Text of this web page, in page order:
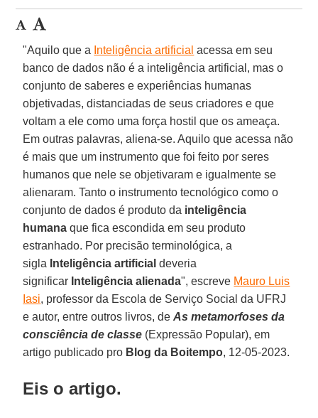
"Aquilo que a Inteligência artificial acessa em seu
banco de dados não é a inteligência artificial, mas o
conjunto de saberes e experiências humanas
objetivadas, distanciadas de seus criadores e que
voltam a ele como uma força hostil que os ameaça.
Em outras palavras, aliena-se. Aquilo que acessa não
é mais que um instrumento que foi feito por seres
humanos que nele se objetivaram e igualmente se
alienaram. Tanto o instrumento tecnológico como o
conjunto de dados é produto da inteligência
humana que fica escondida em seu produto
estranhado. Por precisão terminológica, a
sigla Inteligência artificial deveria
significar Inteligência alienada", escreve Mauro Luis
Iasi, professor da Escola de Serviço Social da UFRJ
e autor, entre outros livros, deAs metamorfoses da
consciência de classe (Expressão Popular), em
artigo publicado pro Blog da Boitempo, 12-05-2023.
Eis o artigo.